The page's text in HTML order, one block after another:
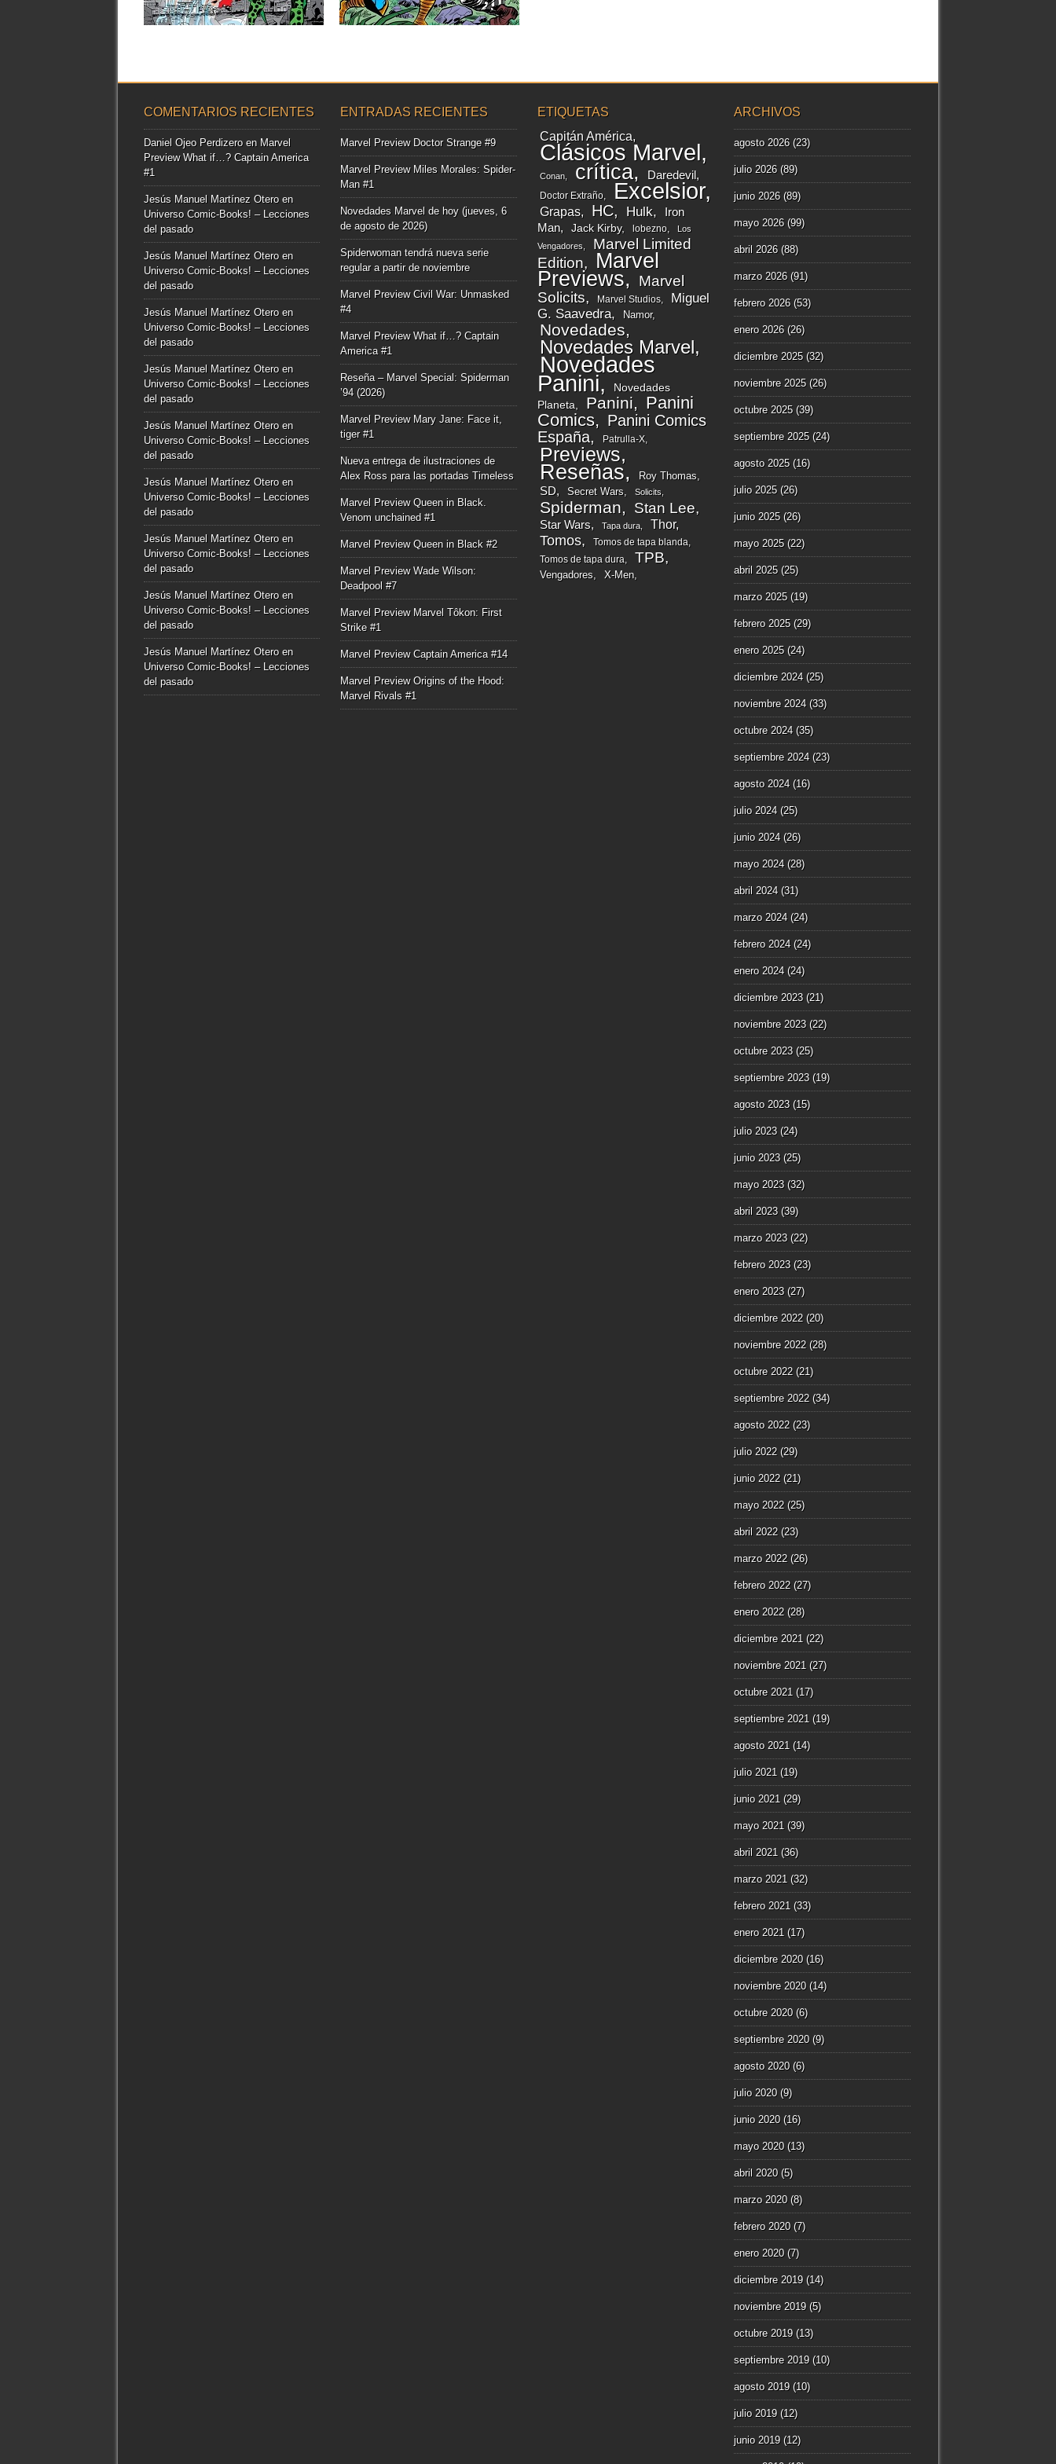
▶ ▶
COMENTARIOS RECIENTES
Daniel Ojeo Perdizeroen Marvel
Preview What if…? Captain America
#1
Jesús Manuel Martínez Oteroen
Universo Comic-Books! – Lecciones
del pasado
Jesús Manuel Martínez Oteroen
Universo Comic-Books! – Lecciones
del pasado
Jesús Manuel Martínez Oteroen
Universo Comic-Books! – Lecciones
del pasado
Jesús Manuel Martínez Oteroen
Universo Comic-Books! – Lecciones
del pasado
Jesús Manuel Martínez Oteroen
Universo Comic-Books! – Lecciones
del pasado
Jesús Manuel Martínez Oteroen
Universo Comic-Books! – Lecciones
del pasado
Jesús Manuel Martínez Oteroen
Universo Comic-Books! – Lecciones
del pasado
Jesús Manuel Martínez Oteroen
Universo Comic-Books! – Lecciones
del pasado
Jesús Manuel Martínez Oteroen
Universo Comic-Books! – Lecciones
del pasado
ENTRADAS RECIENTES
Marvel Preview Doctor Strange #9
Marvel Preview Miles Morales: Spider-
Man #1
Novedades Marvel de hoy (jueves, 6
de agosto de 2026)
Spiderwoman tendrá nueva serie
regular a partir de noviembre
Marvel Preview Civil War: Unmasked
#4
Marvel Preview What if…? Captain
America #1
Reseña – Marvel Special: Spiderman
’94 (2026)
Marvel Preview Mary Jane: Face it,
tiger #1
Nueva entrega de ilustraciones de
Alex Ross para las portadas Timeless
Marvel Preview Queen in Black.
Venom unchained #1
Marvel Preview Queen in Black #2
Marvel Preview Wade Wilson:
Deadpool #7
Marvel Preview Marvel Tôkon: First
Strike #1
Marvel Preview Captain America #14
Marvel Preview Origins of the Hood:
Marvel Rivals #1
ETIQUETAS
Capitán América
Clásicos Marvel
Conan crítica Daredevil
Doctor Extraño Excelsior
Grapas HC Hulk
Iron
Man
Jack Kirby lobezno
Los
Vengadores
Marvel Limited
Edition
Marvel
Previews
Marvel
Solicits
Marvel Studios
Miguel
G. Saavedra
Namor
Novedades
Novedades Marvel
Novedades
Panini
Novedades
Planeta
Panini
Panini
Comics
Panini Comics
España
Patrulla-X
Previews
Reseñas Roy Thomas
SD Secret Wars Solicits
Spiderman Stan Lee
Star Wars Tapa dura Thor
Tomos
Tomos de tapa blanda
Tomos de tapa dura
TPB
Vengadores X-Men
ARCHIVOS
agosto 2026(23)
julio 2026(89)
junio 2026(89)
mayo 2026(99)
abril 2026(88)
marzo 2026(91)
febrero 2026(53)
enero 2026(26)
diciembre 2025(32)
noviembre 2025(26)
octubre 2025(39)
septiembre 2025(24)
agosto 2025(16)
julio 2025(26)
junio 2025(26)
mayo 2025(22)
abril 2025(25)
marzo 2025(19)
febrero 2025(29)
enero 2025(24)
diciembre 2024(25)
noviembre 2024(33)
octubre 2024(35)
septiembre 2024(23)
agosto 2024(16)
julio 2024(25)
junio 2024(26)
mayo 2024(28)
abril 2024(31)
marzo 2024(24)
febrero 2024(24)
enero 2024(24)
diciembre 2023(21)
noviembre 2023(22)
octubre 2023(25)
septiembre 2023(19)
agosto 2023(15)
julio 2023(24)
junio 2023(25)
mayo 2023(32)
abril 2023(39)
marzo 2023(22)
febrero 2023(23)
enero 2023(27)
diciembre 2022 (20)
noviembre 2022 (28)
octubre 2022 (21)
septiembre 2022 (34)
agosto 2022 (23)
julio 2022 (29)
junio 2022 (21)
mayo 2022 (25)
abril 2022 (23)
marzo 2022 (26)
febrero 2022 (27)
enero 2022 (28)
diciembre 2021 (22)
noviembre 2021 (27)
octubre 2021 (17)
septiembre 2021 (19)
agosto 2021 (14)
julio 2021 (19)
junio 2021 (29)
mayo 2021 (39)
abril 2021 (36)
marzo 2021 (32)
febrero 2021 (33)
enero 2021 (17)
diciembre 2020(16)
noviembre 2020(14)
octubre 2020(6)
septiembre 2020(9)
agosto 2020(6)
julio 2020(9)
junio 2020(16)
mayo 2020(13)
abril 2020(5)
marzo 2020(8)
febrero 2020(7)
enero 2020(7)
diciembre 2019(14)
noviembre 2019(5)
octubre 2019(13)
septiembre 2019(10)
agosto 2019(10)
julio 2019(12)
junio 2019(12)